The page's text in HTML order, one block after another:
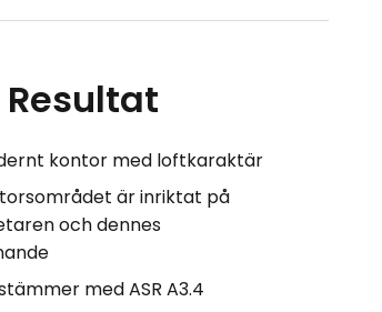
Resultat
kontor med loftkaraktär
är inriktat på
och dennes
med ASR A3.4